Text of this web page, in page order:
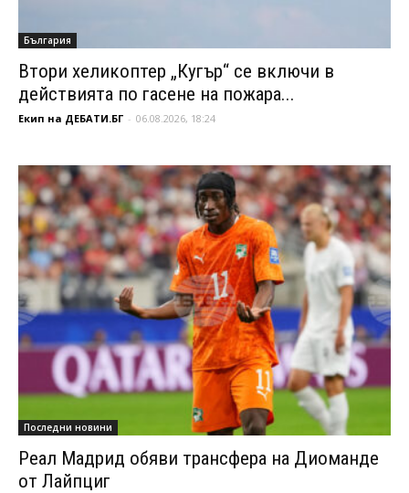
България
Втори хеликоптер „Кугър“ се включи в
действията по гасене на пожара...
Екип на ДЕБАТИ.БГ - 06.08.2026, 18:24
Последни новини
Реал Мадрид обяви трансфера на Диоманде
от Лайпциг